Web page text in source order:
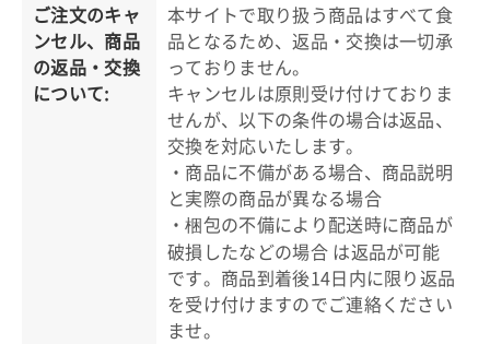
ご注文のキャ
ンセル、商品
の返品・交換
について:
本サイトで取り扱う商品はすべて食
品となるため、返品・交換は一切承
っておりません。
キャンセルは原則受け付けておりま
せんが、以下の条件の場合は返品、
交換を対応いたします。
・商品に不備がある場合、商品説明
と実際の商品が異なる場合
・梱包の不備により配送時に商品が
破損したなどの場合 は返品が可能
です。商品到着後14日内に限り返品
を受け付けますのでご連絡ください
ませ。